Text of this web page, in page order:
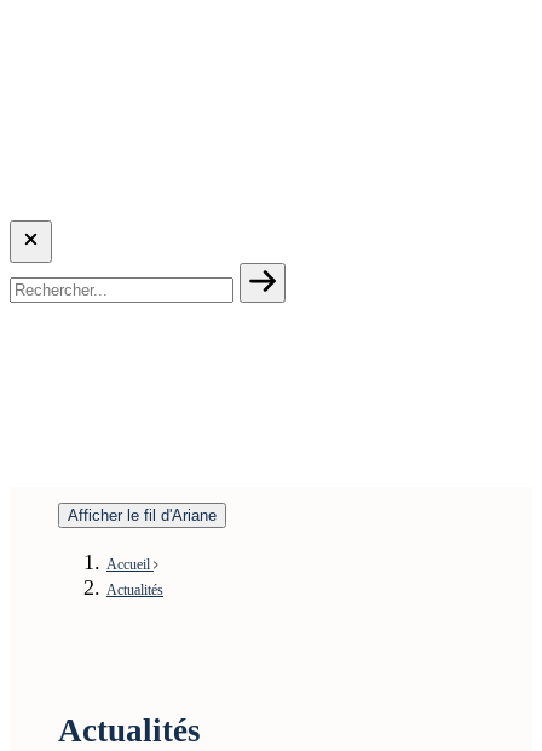
Afficher le fil d'Ariane
Accueil
Actualités
Actualités